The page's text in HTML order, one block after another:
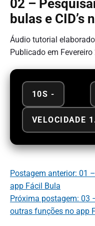
02 –
bulas e CID’s
Áudio tutorial
Publicado em Fevereiro
10S -
VELOCIDADE
Postagem anterior: 01
app Fácil Bula
Próxima postagem: 03
outras funções no app